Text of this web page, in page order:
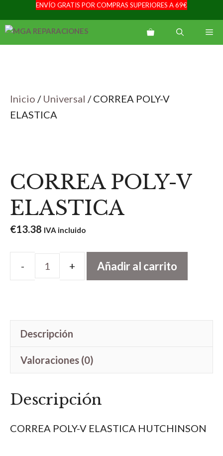
al
ENVÍO GRATIS POR COMPRAS SUPERIORES A 69€
Inicio / Universal / CORREA POLY-V
ELASTICA
CORREA POLY-V
ELASTICA
€13.38 IVA incluido
CORREA
ELASTICA
Añadir al carrito
Descripción
Valoraciones (0)
Descripción
CORREA POLY-V ELASTICA HUTCHINSON